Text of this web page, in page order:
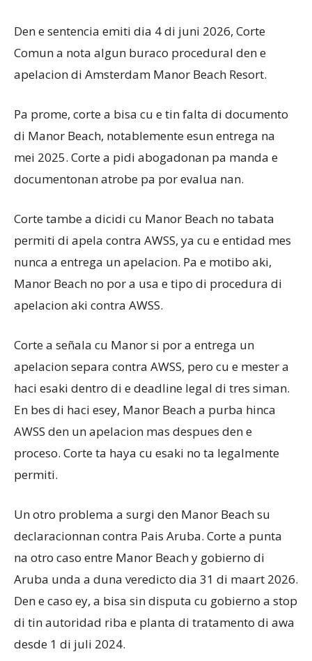
Den e sentencia emiti dia 4 di juni 2026, Corte
Comun a nota algun buraco procedural den e
apelacion di Amsterdam Manor Beach Resort.
Pa prome, corte a bisa cu e tin falta di documento
di Manor Beach, notablemente esun entrega na
mei 2025. Corte a pidi abogadonan pa manda e
documentonan atrobe pa por evalua nan.
Corte tambe a dicidi cu Manor Beach no tabata
permiti di apela contra AWSS, ya cu e entidad mes
nunca a entrega un apelacion. Pa e motibo aki,
Manor Beach no por a usa e tipo di procedura di
apelacion aki contra AWSS.
Corte a señala cu Manor si por a entrega un
apelacion separa contra AWSS, pero cu e mester a
haci esaki dentro di e deadline legal di tres siman.
En bes di haci esey, Manor Beach a purba hinca
AWSS den un apelacion mas despues den e
proceso. Corte ta haya cu esaki no ta legalmente
permiti.
Un otro problema a surgi den Manor Beach su
declaracionnan contra Pais Aruba. Corte a punta
na otro caso entre Manor Beach y gobierno di
Aruba unda a duna veredicto dia 31 di maart 2026.
Den e caso ey, a bisa sin disputa cu gobierno a stop
di tin autoridad riba e planta di tratamento di awa
desde 1 di juli 2024.